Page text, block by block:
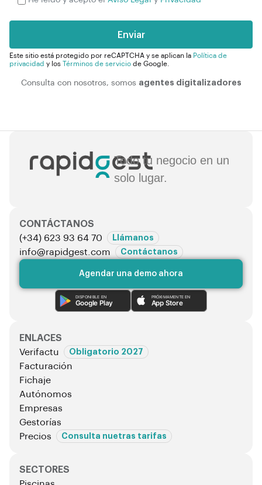
e
e
Este sitio está protegido por reCAPTCHA y se aplican la Política de
privacidad y los Términos de servicio de Google.
Consulta con nosotros, somos agentes digitalizadores
Todo tu negocio en un
solo lugar.
CONTÁCTANOS
(+34) 623 93 64 70
Llámanos
info@rapidgest.com Contáctanos
Agendar una demo ahora
DISPONIBLE EN
Google Play
PRÓXIMAMENTE EN
App Store
ENLACES
Verifactu
Obligatorio 2027
Facturación
Fichaje
Autónomos
Empresas
Gestorías
Precios
Consulta nuetras tarifas
SECTORES